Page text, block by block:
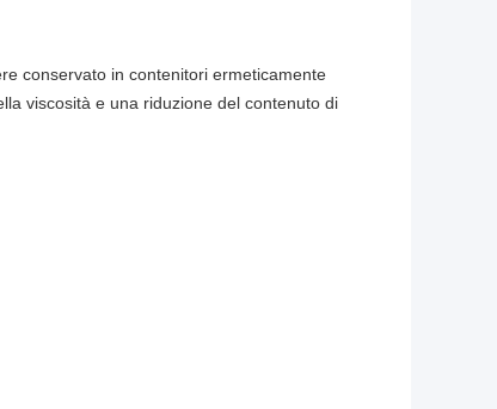
conservato in contenitori ermeticamente
viscosità e una riduzione del contenuto di